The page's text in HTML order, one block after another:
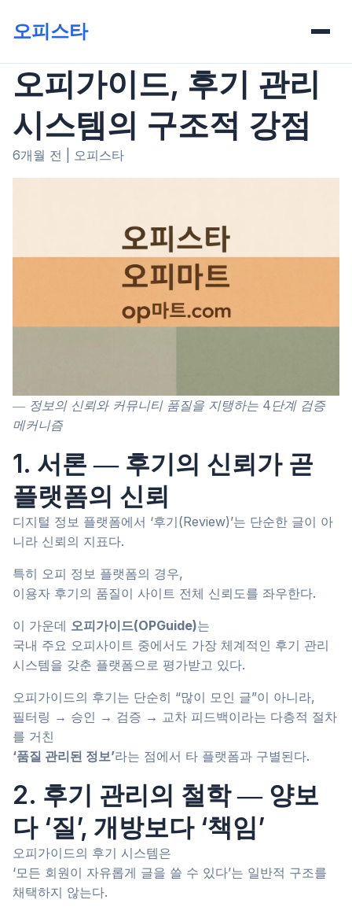
오피스타
오피가이드, 후기 관리
시스템의 구조적 강점
6개월 전 오피스타
― 정보의 신뢰와 커뮤니티 품질을 지탱하는 4단계 검증
메커니즘
1. 서론 ― 후기의 신뢰가 곧
플랫폼의 신뢰
디지털 정보 플랫폼에서 ‘후기(Review)’는 단순한 글이 아
니라 신뢰의 지표다.
특히 오피 정보 플랫폼의 경우,
이용자 후기의 품질이 사이트 전체 신뢰도를 좌우한다.
이 가운데 오피가이드(OPGuide)는
국내 주요 오피사이트 중에서도 가장 체계적인 후기 관리
시스템을 갖춘 플랫폼으로 평가받고 있다.
오피가이드의 후기는 단순히 “많이 모인 글”이 아니라,
필터링 → 승인 → 검증 → 교차 피드백이라는 다층적 절차
를 거친
‘품질 관리된 정보’라는 점에서 타 플랫폼과 구별된다.
2. 후기 관리의 철학 ― 양보
다 ‘질’, 개방보다 ‘책임’
오피가이드의 후기 시스템은
‘모든 회원이 자유롭게 글을 쓸 수 있다’는 일반적 구조를
채택하지 않는다.